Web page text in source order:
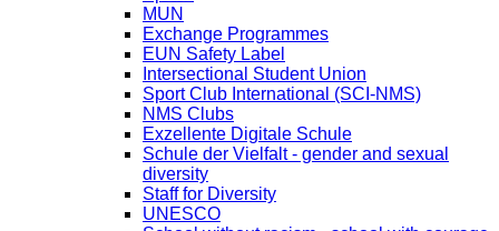
MUN
Exchange Programmes
EUN Safety Label
Intersectional Student Union
Sport Club International (SCI-NMS)
NMS Clubs
Exzellente Digitale Schule
Schule der Vielfalt - gender and sexual
diversity
Staff for Diversity
UNESCO